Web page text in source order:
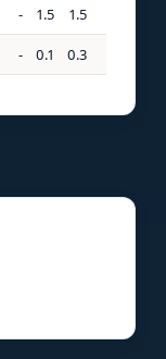
- 1.5 1.5
- 0.1 0.3